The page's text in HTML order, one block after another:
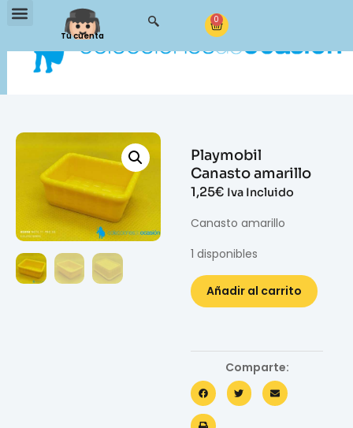
Tu cuenta
0
Playmobil
Canasto amarillo
1,25€ Iva Incluido
Canasto amarillo
1 disponibles
Añadir al carrito
Comparte: